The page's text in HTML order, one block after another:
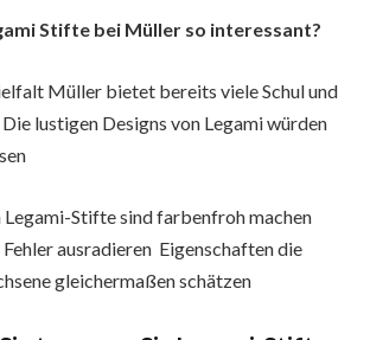
Stifte bei Müller so interessant?
Müller bietet bereits viele Schul und
lustigen Designs von Legami würden
Stifte sind farbenfroh machen
ausradieren Eigenschaften die
gleichermaßen schätzen